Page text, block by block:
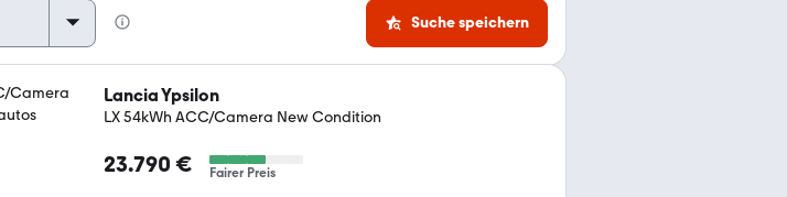
Suche speichern
Lancia Ypsilon
LX 54kWh ACC/Camera New Condition
23.790 € Fairer Preis